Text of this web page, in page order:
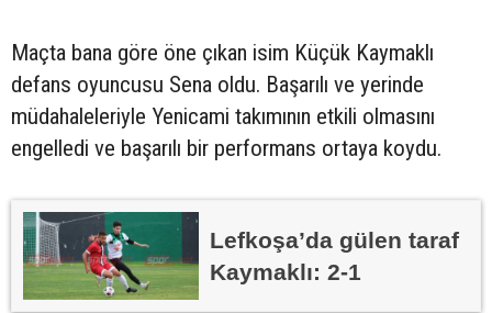
Maçta bana göre öne çıkan isim Küçük Kaymaklı
defans oyuncusu Sena oldu. Başarılı ve yerinde
müdahaleleriyle Yenicami takımının etkili olmasını
engelledi ve başarılı bir performans ortaya koydu.
Lefkoşa’da gülen taraf
Kaymaklı: 2-1